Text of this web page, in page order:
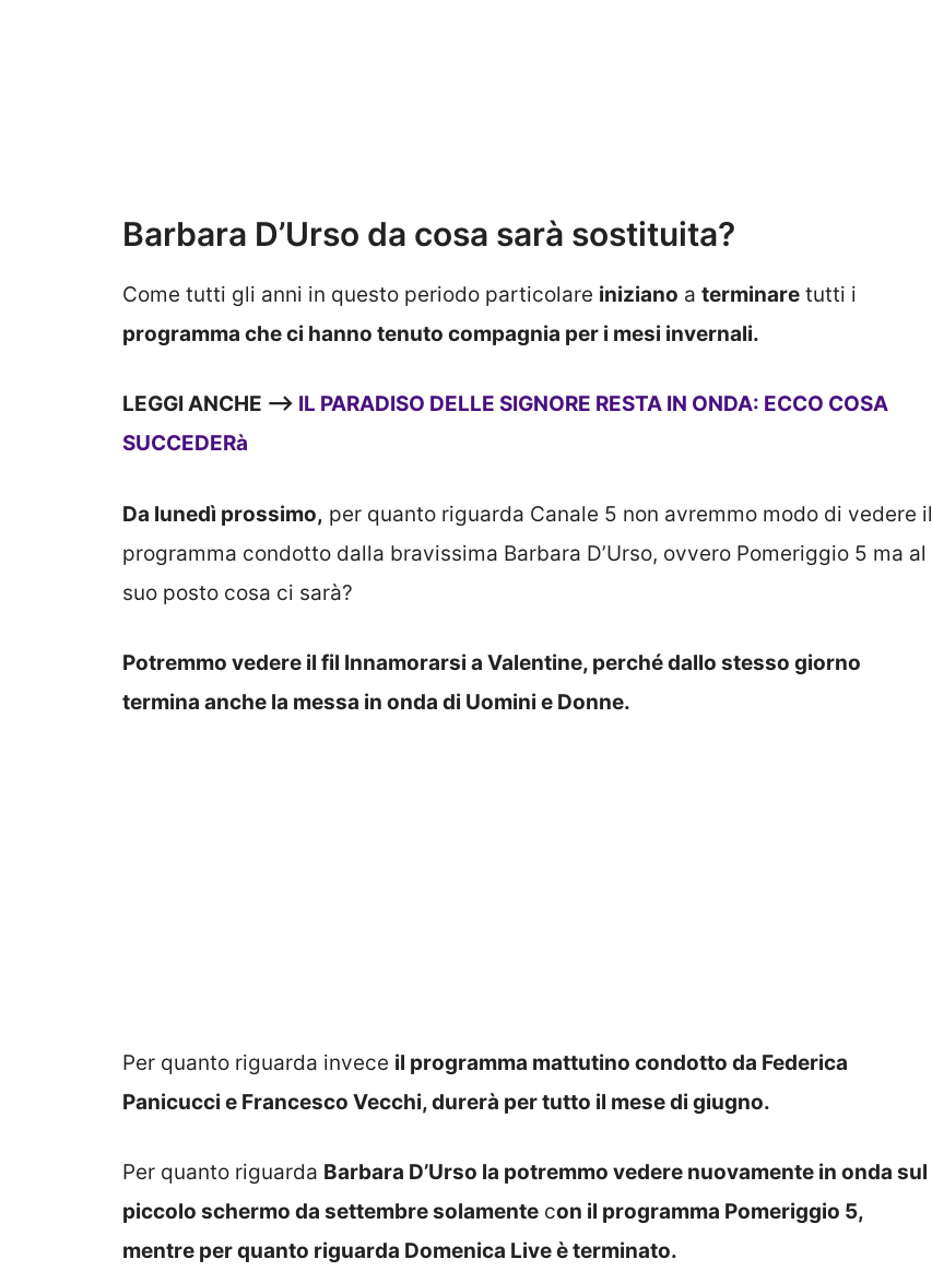
Barbara D’Urso da cosa sarà sostituita?
Come tutti gli anni in questo periodo particolare iniziano a terminare tutti i
programma che ci hanno tenuto compagnia per i mesi invernali.
LEGGI ANCHE —> IL PARADISO DELLE SIGNORE RESTA IN ONDA: ECCO COSA
SUCCEDERà
Da lunedì prossimo, per quanto riguarda Canale 5 non avremmo modo di vedere il
programma condotto dalla bravissima Barbara D’Urso, ovvero Pomeriggio 5 ma al
suo posto cosa ci sarà?
Potremmo vedere il fil Innamorarsi a Valentine, perché dallo stesso giorno
termina anche la messa in onda di Uomini e Donne.
Per quanto riguarda invece il programma mattutino condotto da Federica
Panicucci e Francesco Vecchi, durerà per tutto il mese di giugno.
Per quanto riguarda Barbara D’Urso la potremmo vedere nuovamente in onda sul
piccolo schermo da settembre solamente con il programma Pomeriggio 5,
mentre per quanto riguarda Domenica Live è terminato.